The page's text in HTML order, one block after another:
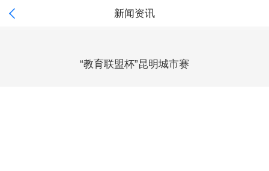
 新闻资讯
“教育联盟杯”昆明城市赛